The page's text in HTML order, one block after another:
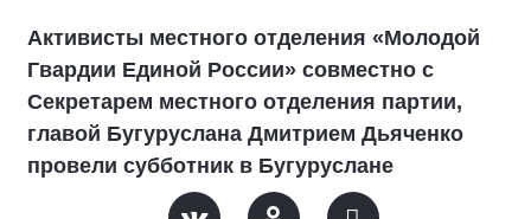
Активисты местного отделения «Молодой
Гвардии Единой России» совместно с
Секретарем местного отделения партии,
главой Бугуруслана Дмитрием Дьяченко
провели субботник в Бугуруслане